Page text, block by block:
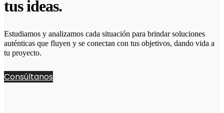
tus ideas.
Estudiamos y analizamos cada situación para brindar soluciones
auténticas que fluyen y se conectan con tus objetivos, dando vida a
tu proyecto.
Consúltanos